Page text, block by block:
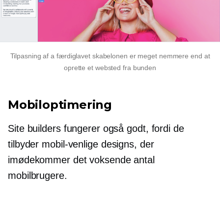
Tilpasning af a færdiglavetskabelonen er meget nemmere end at
oprette et websted fra bunden
Mobiloptimering
Site builders fungerer også godt, fordi de
tilbyder mobil-venligedesigns, der
imødekommer det voksende antal
mobilbrugere.